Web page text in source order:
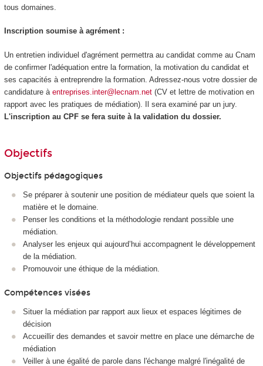
tous domaines.
Inscription soumise à agrément :
Un entretien individuel d'agrément permettra au candidat comme au Cnam
de confirmer l'adéquation entre la formation, la motivation du candidat et
ses capacités à entreprendre la formation. Adressez-nous votre dossier de
candidature à entreprises.inter@lecnam.net(CV et lettre de motivation en
rapport avec les pratiques de médiation). Il sera examiné par un jury.
L'inscription au CPF se fera suite à la validation du dossier.
Objectifs
Objectifs pédagogiques
Se préparer à soutenir une position de médiateur quels que soient la
matière et le domaine.
Penser les conditions et la méthodologie rendant possible une
médiation.
Analyser les enjeux qui aujourd’hui accompagnent le développement
de la médiation.
Promouvoir une éthique de la médiation.
Compétences visées
Situer la médiation par rapport aux lieux et espaces légitimes de
décision
Accueillir des demandes et savoir mettre en place une démarche de
médiation
Veiller à une égalité de parole dans l'échange malgré l'inégalité de